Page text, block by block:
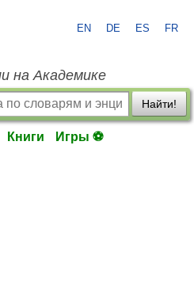
EN DE ES FR
на Академике
Найти!
Книги Игры ⚽